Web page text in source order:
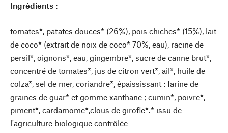
Ingrédients :
tomates*, patates douces* (26%), pois chiches* (15%), lait
de coco* (extrait de noix de coco* 70%, eau), racine de
persil*, oignons*, eau, gingembre*, sucre de canne brut*,
concentré de tomates*, jus de citron vert*, ail*, huile de
colza*, sel de mer, coriandre*, épaississant : farine de
graines de guar* et gomme xanthane ; cumin*, poivre*,
piment*, cardamome*,clous de girofle*.* issu de
l'agriculture biologique contrôlée